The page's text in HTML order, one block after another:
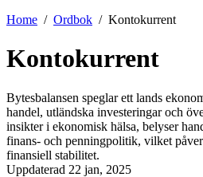
Home / Ordbok / Kontokurrent
Kontokurrent
Bytesbalansen speglar ett lands
handel, utländska investeringar och
insikter i ekonomisk hälsa, belyser
finans- och penningpolitik, vilket
finansiell stabilitet.
Uppdaterad 22 jan, 2025